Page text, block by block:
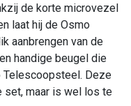
de korte microvezel
laat hij de Osmo
aanbrengen van de
handige beugel die
Telescoopsteel. Deze
set, maar is wel los te